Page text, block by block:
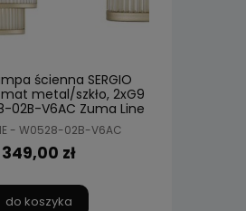
ścienna SERGIO
metal/szkło, 2xG9
02B-V6AC Zuma Line
- W0528-02B-V6AC
349,00 zł
do koszyka